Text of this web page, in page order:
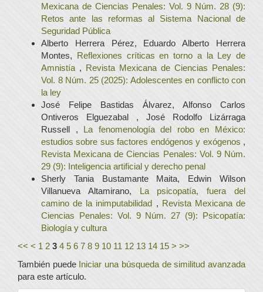
Mexicana de Ciencias Penales: Vol. 9 Núm. 28 (9):
Retos ante las reformas al Sistema Nacional de
Seguridad Pública
Alberto Herrera Pérez, Eduardo Alberto Herrera
Montes, Reflexiones críticas en torno a la Ley de
Amnistía , Revista Mexicana de Ciencias Penales:
Vol. 8 Núm. 25 (2025): Adolescentes en conflicto con
la ley
José Felipe Bastidas Álvarez, Alfonso Carlos
Ontiveros Elguezabal , José Rodolfo Lizárraga
Russell , La fenomenología del robo en México:
estudios sobre sus factores endógenos y exógenos ,
Revista Mexicana de Ciencias Penales: Vol. 9 Núm.
29 (9): Inteligencia artificial y derecho penal
Sherly Tania Bustamante Maita, Edwin Wilson
Villanueva Altamirano, La psicopatía, fuera del
camino de la inimputabilidad , Revista Mexicana de
Ciencias Penales: Vol. 9 Núm. 27 (9): Psicopatía:
Biología y cultura
<< < 1 2 3 4 5 6 7 8 9 10 11 12 13 14 15 > >>
También puede Iniciar una búsqueda de similitud avanzada
para este artículo.